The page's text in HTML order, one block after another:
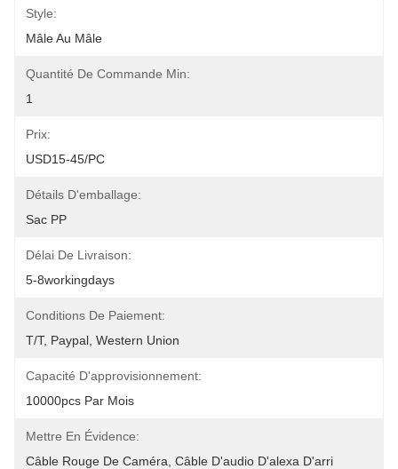
Style:
Mâle Au Mâle
Quantité De Commande Min:
1
Prix:
USD15-45/PC
Détails D'emballage:
Sac PP
Délai De Livraison:
5-8workingdays
Conditions De Paiement:
T/T, Paypal, Western Union
Capacité D'approvisionnement:
10000pcs Par Mois
Mettre En Évidence:
Câble Rouge De Caméra Câble D'audio D'alexa D'arri